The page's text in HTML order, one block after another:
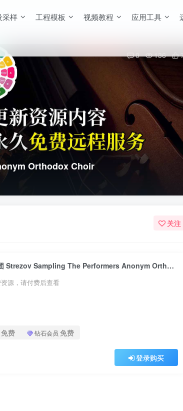
采样 工程模板 视频教程 应用工具
Orthodox Choir
0 136
关注
东正教合唱团 Strezov Sampling The Performers Anonym Orthodox Choir
源，请付费后查看
免费 钻石会员 免费
登录购买